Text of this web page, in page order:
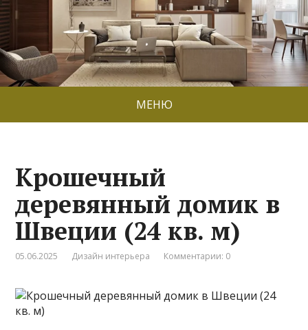
МЕНЮ
Крошечный
деревянный домик в
Швеции (24 кв. м)
05.06.2025 Дизайн интерьера Комментарии: 0